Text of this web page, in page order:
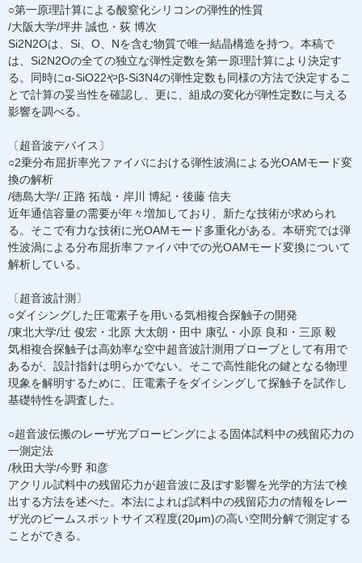
○第一原理計算による酸窒化シリコンの弾性的性質
/大阪大学/坪井 誠也・荻 博次
Si2N2Oは、Si、O、Nを含む物質で唯一結晶構造を持つ。本稿で
は、Si2N2Oの全ての独立な弾性定数を第一原理計算により決定す
る。同時にα-SiO22やβ-Si3N4の弾性定数も同様の方法で決定するこ
とで計算の妥当性を確認し、更に、組成の変化が弾性定数に与える
影響を調べる。
〔超音波デバイス〕
○2乗分布屈折率光ファイバにおける弾性波渦による光OAMモード変
換の解析
/徳島大学/ 正路 拓哉・岸川 博紀・後藤 信夫
近年通信容量の需要が年々増加しており、新たな技術が求められ
る。そこで有力な技術に光OAMモード多重化がある。本研究では弾
性波渦による分布屈折率ファイバ中での光OAMモード変換について
解析している。
〔超音波計測〕
○ダイシングした圧電素子を用いる気相複合探触子の開発
/東北大学/辻 俊宏・北原 大太朗・田中 康弘・小原 良和・三原 毅
気相複合探触子は高効率な空中超音波計測用プローブとして有用で
あるが、設計指針は明らかでない。そこで高性能化の鍵となる物理
現象を解明するために、圧電素子をダイシングして探触子を試作し
基礎特性を調査した。
○超音波伝搬のレーザ光プロービングによる固体試料中の残留応力の
一測定法
/秋田大学/今野 和彦
アクリル試料中の残留応力が超音波に及ぼす影響を光学的方法で検
出する方法を述べた。本法によれば試料中の残留応力の情報をレー
ザ光のビームスポットサイズ程度(20μm)の高い空間分解で測定する
ことができる。